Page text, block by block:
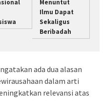
Menuntut
Ilmu Dapat
Sekaligus
Beribadah
ada dua alasan
dalam arti
relevansi atas